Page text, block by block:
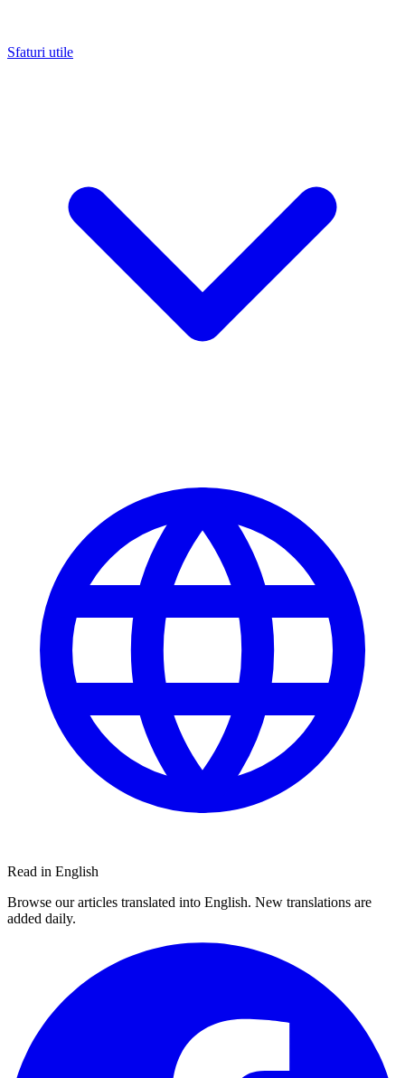
Sfaturi utile
Read in English
Browse our articles translated into English. New translations are
added daily.